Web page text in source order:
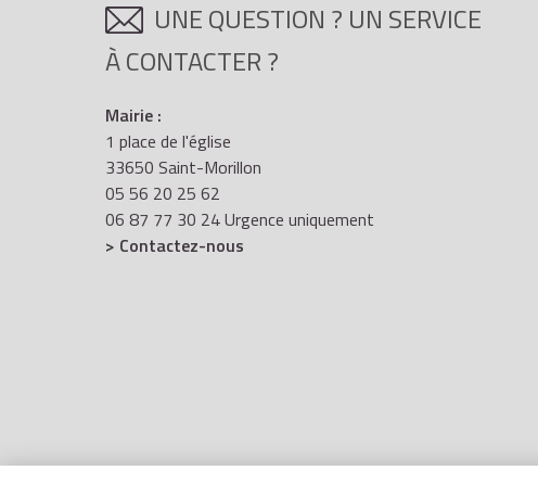
UNE QUESTION ? UN SERVICE
À CONTACTER ?
Mairie :
1 place de l'église
33650 Saint-Morillon
05 56 20 25 62
06 87 77 30 24 Urgence uniquement
> Contactez-nous